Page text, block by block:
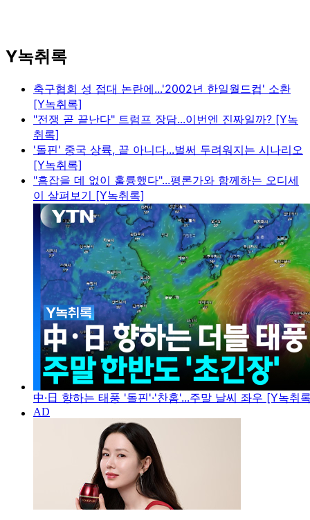
Y녹취록
축구협회 성 접대 논란에...'2002년 한일월드컵' 소환
[Y녹취록]
"전쟁 곧 끝난다" 트럼프 장담...이번엔 진짜일까? [Y녹
취록]
'돌핀' 중국 상륙, 끝 아니다...벌써 두려워지는 시나리오
[Y녹취록]
"흠잡을 데 없이 훌륭했다"...평론가와 함께하는 오디세
이 살펴보기 [Y녹취록]
中·日 향하는 태풍 '돌핀'·'찬홈'...주말 날씨 좌우 [Y녹취